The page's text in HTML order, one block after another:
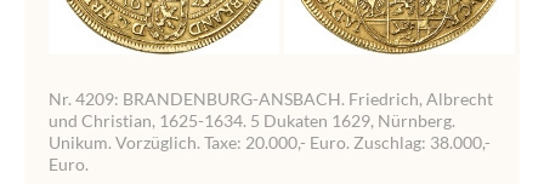
Nr. 4209: BRANDENBURG-ANSBACH. Friedrich, Albrecht
und Christian, 1625-1634. 5 Dukaten 1629, Nürnberg.
Unikum. Vorzüglich. Taxe: 20.000,- Euro. Zuschlag: 38.000,-
Euro.